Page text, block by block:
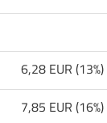
6,28 EUR (13%)
7,85 EUR (16%)